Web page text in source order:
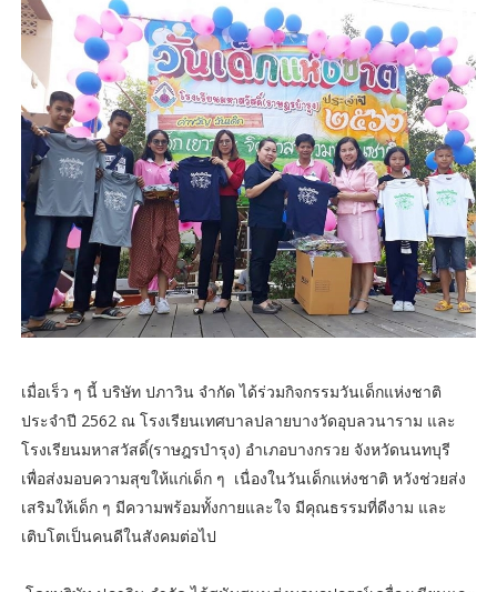
เมื่อเร็ว ๆ นี้ บริษัท ปภาวิน จำกัด ได้ร่วมกิจกรรมวันเด็กแห่งชาติ
ประจำปี 2562 ณ โรงเรียนเทศบาลปลายบางวัดอุบลวนาราม และ
โรงเรียนมหาสวัสดิ์(ราษฎรบำรุง) อำเภอบางกรวย จังหวัดนนทบุรี
เพื่อส่งมอบความสุขให้แก่เด็ก ๆ เนื่องในวันเด็กแห่งชาติ หวังช่วยส่ง
เสริมให้เด็ก ๆ มีความพร้อมทั้งกายและใจ มีคุณธรรมที่ดีงาม และ
เติบโตเป็นคนดีในสังคมต่อไป